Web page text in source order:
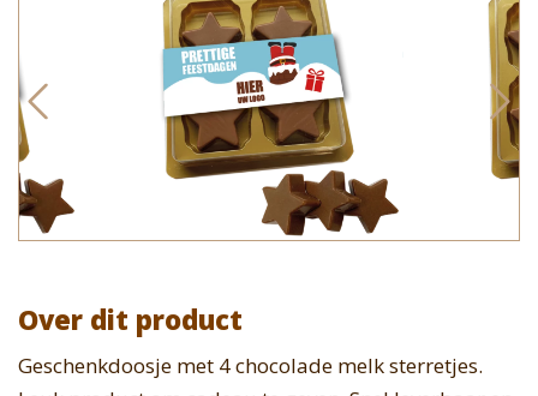
Over dit product
Geschenkdoosje met 4 chocolade melk sterretjes.